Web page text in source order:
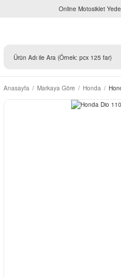
Online Motosiklet
Anasayfa Markaya Göre Honda